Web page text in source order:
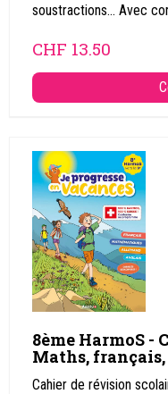
soustractions... Avec
CHF 13.50
8ème HarmoS -
Maths,
Cahier de révision